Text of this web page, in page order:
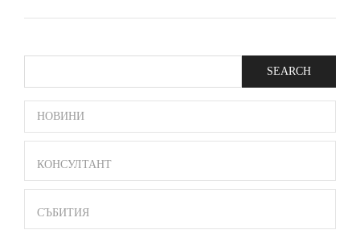
SIDE
BAR
MENU
НОВИНИ
КОНСУЛТАНТ
СЪБИТИЯ